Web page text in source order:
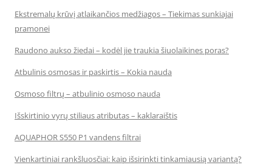
Ekstremalų krūvį atlaikančios medžiagos – Tiekimas sunkiajai
pramonei
Raudono aukso žiedai – kodėl jie traukia šiuolaikines poras?
Atbulinis osmosas ir paskirtis – Kokia nauda
Osmoso filtrų – atbulinio osmoso nauda
Išskirtinio vyrų stiliaus atributas – kaklaraištis
AQUAPHOR S550 P1 vandens filtrai
Vienkartiniai rankšluosčiai: kaip išsirinkti tinkamiausią variantą?